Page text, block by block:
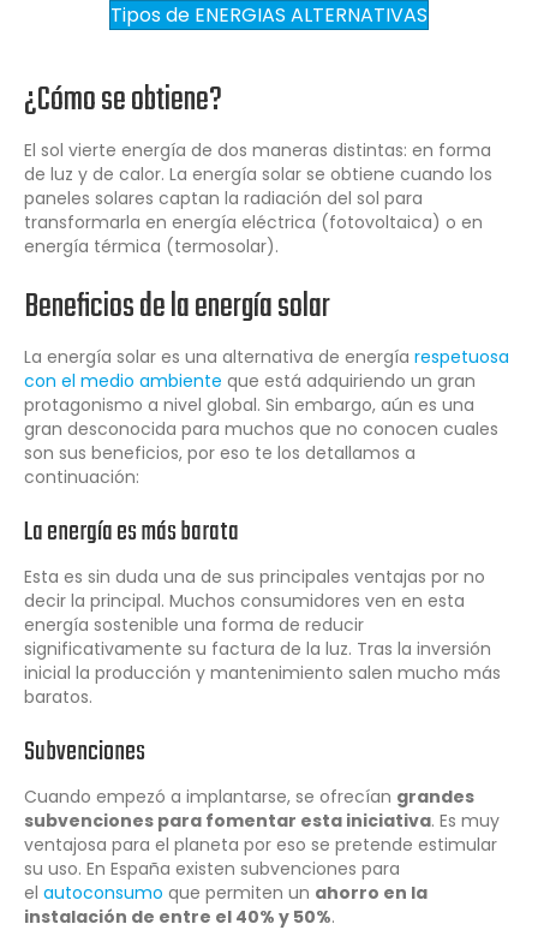
Tipos de ENERGIAS ALTERNATIVAS
¿Cómo se obtiene?
El sol vierte energía de dos maneras distintas: en forma
de luz y de calor. La energía solar se obtiene cuando los
paneles solares captan la radiación del sol para
transformarla en energía eléctrica (fotovoltaica) o en
energía térmica (termosolar).
Beneficios de la energía solar
La energía solar es una alternativa de energía respetuosa
con el medio ambiente que está adquiriendo un gran
protagonismo a nivel global. Sin embargo, aún es una
gran desconocida para muchos que no conocen cuales
son sus beneficios, por eso te los detallamos a
continuación:
La energía es más barata
Esta es sin duda una de sus principales ventajas por no
decir la principal. Muchos consumidores ven en esta
energía sostenible una forma de reducir
significativamente su factura de la luz. Tras la inversión
inicial la producción y mantenimiento salen mucho más
baratos.
Subvenciones
Cuando empezó a implantarse, se ofrecían grandes
subvenciones para fomentar esta iniciativa. Es muy
ventajosa para el planeta por eso se pretende estimular
su uso. En España existen subvenciones para
el autoconsumo que permiten un ahorro en la
instalación de entre el 40% y 50%.